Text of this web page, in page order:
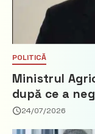
POLITICĂ
Ministrul
după ce a
Partidul
24/07/2026